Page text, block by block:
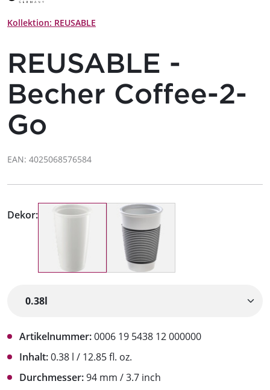
Kollektion: REUSABLE
REUSABLE -
Becher Coffee-2-
Go
EAN: 4025068576584
Dekor:
Artikelnummer:0006 19 5438 12 000000
Inhalt:0.38 l / 12.85 fl. oz.
Durchmesser:94 mm / 3.7 inch